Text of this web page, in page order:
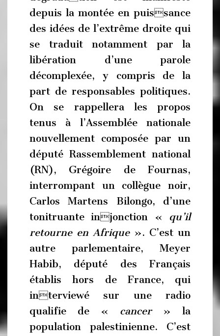
depuis la montée en puissance
des idées de l’extrême droite qui
se traduit notamment par la
libération d’une parole
décomplexée, y compris de la
part de responsables politiques.
On se rappellera les propos
tenus à l’Assemblée nationale
nouvellement composée par un
député Rassemblement national
(RN), Grégoire de Fournas,
interrompant un collègue noir,
Carlos Martens Bilongo, d’une
tonitruante injonction « qu’il
retourne en Afrique». C’est un
autre parlementaire, Meyer
Habib, député des Français
établis hors de France, qui
interviewé sur une radio
qualifie de « cancer» la
population palestinienne. C’est